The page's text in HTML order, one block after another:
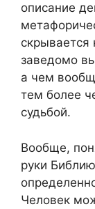
описание
скрывается
заведомо
а чем
тем более
судьбой.
Вообще,
руки
Человек